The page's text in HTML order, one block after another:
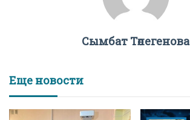
Сымбат Төлегенова
Еще новости